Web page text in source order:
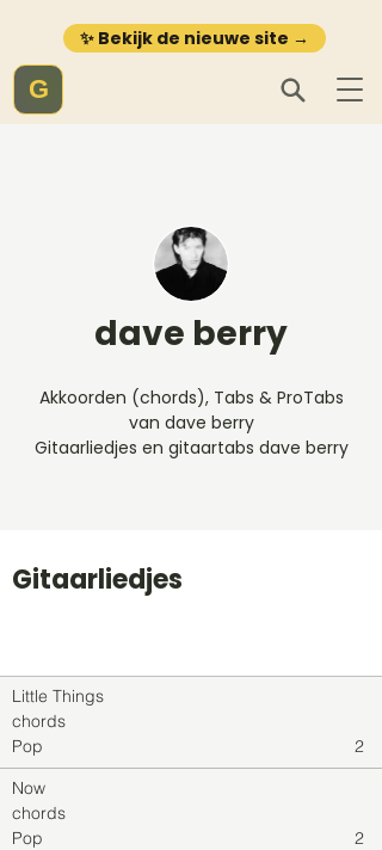
✨ Bekijk de nieuwe site →
G
dave berry
Akkoorden (chords), Tabs & ProTabs
van dave berry
Gitaarliedjes en gitaartabs dave berry
Gitaarliedjes
Little Things
chords
Pop
2
Now
chords
Pop
2